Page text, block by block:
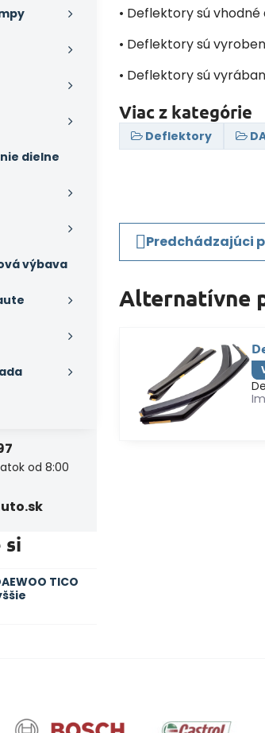
• Deflektory sú
• Deflektory sú
• Deflektory sú
Viac z kategórie
Deflektory
Predchádzajúci
Alternatívne
dielne
výbava
od 8:00
si
TICO